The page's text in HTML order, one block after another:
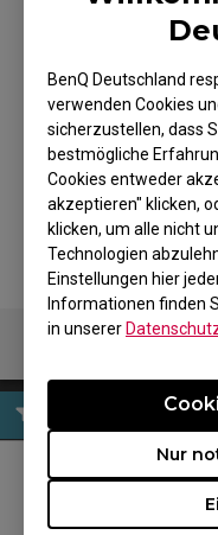
BenQ Deutschland
verwenden Cookies
sicherzustellen, dass
bestmögliche
Cookies entweder
akzeptieren" klicken,
klicken, um alle nicht
Technologien
Einstellungen hier
Informationen finden
in unserer
Nur
ZOWIE
Esport